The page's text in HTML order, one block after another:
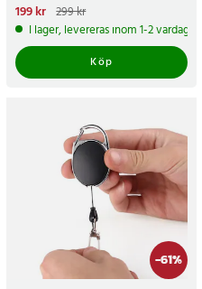
Nuvarande pris
pris:299 kr
199 kr 299 kr
I lager, levereras inom 1-2 vardagar
Köp
-61%